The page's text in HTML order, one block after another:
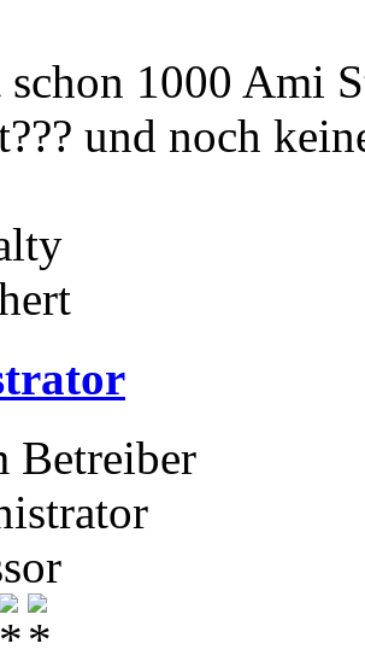
schon 1000 Ami
und noch
Betreiber